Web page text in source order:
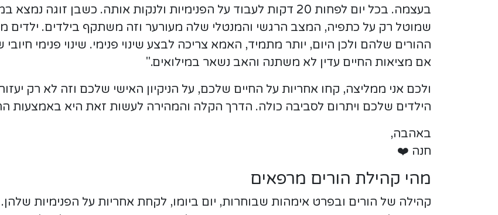
בעצמה. בכל יום לפחות 20 דקות לעבוד על הפנימיות ולנקות אותה. כשבן
שמוטל רק על כתפיה, המצב הרגשי והמנטלי שלה מעורער וזה משתקף בילדים. ילדים
ההורים שלהם ולכן היום, יותר מתמיד, האמא צריכה לבצע שינוי פנימי. שינוי פנימי
אם מציאות החיים עדין לא משתנה והאב נשאר במילואים."
ולכם אני ממליצה, קחו אחריות על החיים שלכם, על הניקיון האישי שלכם וזה לא רק
הילדים שלכם ויתרום לסביבה כולה. הדרך הקלה והמהירה לעשות זאת היא באמצעות
באהבה,
חנה ❤️
מהי קהילת הורים מרפאים
קהילה של הורים ובפרט אימהות שבוחרות, יום ביומו, לקחת אחריות על הפנימיות שלהן.